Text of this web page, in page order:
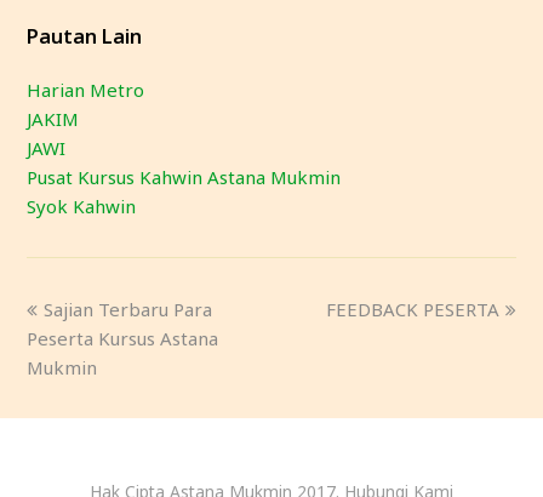
Pautan Lain
Harian Metro
JAKIM
JAWI
Pusat Kursus Kahwin Astana Mukmin
Syok Kahwin
Sajian Terbaru Para
Peserta Kursus Astana
Mukmin
FEEDBACK PESERTA
Hak Cipta Astana Mukmin 2017. Hubungi Kami